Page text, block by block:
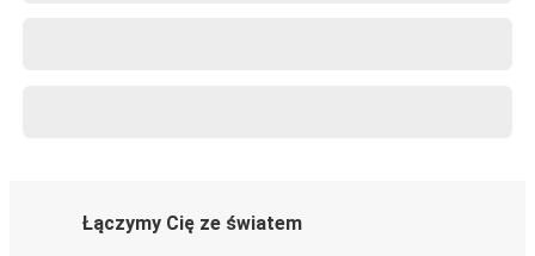
Łączymy Cię ze światem